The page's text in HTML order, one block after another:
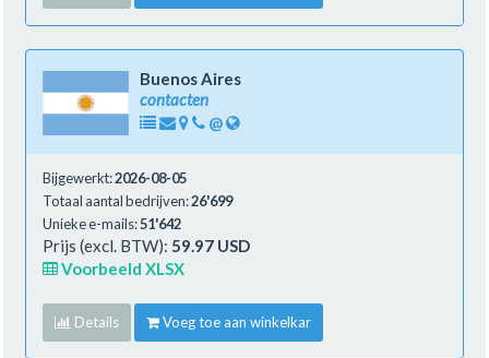
Buenos Aires
contacten
@
Bijgewerkt:2026-08-05
Totaal aantal bedrijven:26'699
Unieke e-mails:51'642
Prijs (excl. BTW): 59.97 USD
Voorbeeld XLSX
Details Voeg toe aan winkelkar